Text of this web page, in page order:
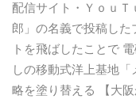
配信サイト・Ｙｏｕ
郎」の名義で投稿し
トを飛ばしたことで
しの移動式洋上基地
略を塗り替える 【大